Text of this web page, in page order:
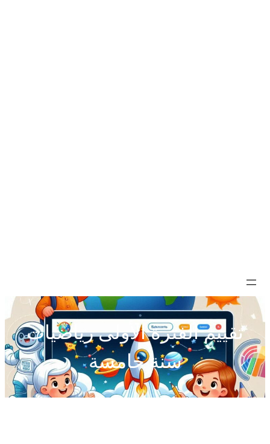
تخطى
إلى
المحتوى
تقييم الفترة الأولى رياضيات
سنة خامسة